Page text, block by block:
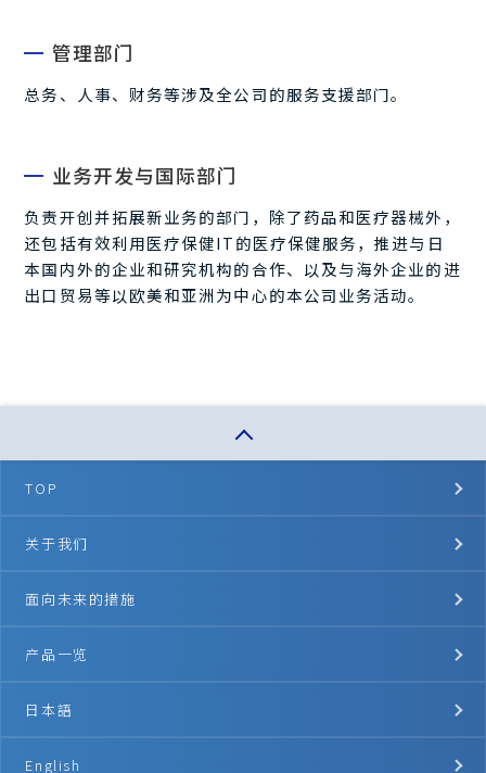
管理部门
总务、人事、财务等涉及全公司的服务支援部门。
业务开发与国际部门
负责开创并拓展新业务的部门，除了药品和医疗器械外，
还包括有效利用医疗保健IT的医疗保健服务，推进与日
本国内外的企业和研究机构的合作、以及与海外企业的进
出口贸易等以欧美和亚洲为中心的本公司业务活动。
TOP
关于我们
面向未来的措施
产品一览
日本語
English